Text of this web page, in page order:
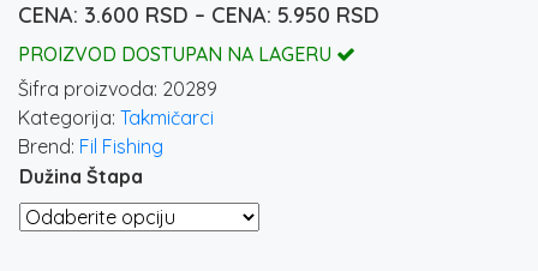
3.600 RSD – 5.950 RSD
PROIZVOD DOSTUPAN NA LAGERU
Šifra proizvoda: 20289
Kategorija: Takmičarci
Brend: Fil Fishing
Dužina Štapa